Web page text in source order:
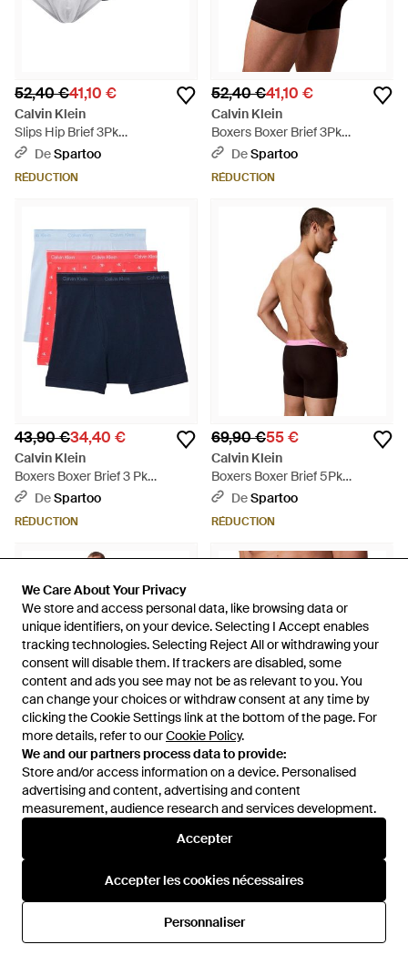
We Care About Your Privacy
We store and access personal data, like browsing data or
unique identifiers, on your device. Selecting I Accept enables
tracking technologies. Selecting Reject All or withdrawing your
consent will disable them. If trackers are disabled, some
content and ads you see may not be as relevant to you. You
can change your choices or withdraw consent at any time by
clicking the Cookie Settings link at the bottom of the page. For
more details, refer to ourCookie Policy.
We and our partners process data to provide:
Store and/or access information on a device. Personalised
advertising and content, advertising and content
measurement, audience research and services development.
Accepter
Accepter les cookies nécessaires
Personnaliser
We Care About Your Privacy
We store and access personal data, like browsing data or
unique identifiers, on your device. Selecting I Accept enables
tracking technologies. Selecting Reject All or withdrawing your
consent will disable them. If trackers are disabled, some
content and ads you see may not be as relevant to you. You
can change your choices or withdraw consent at any time by
clicking the Cookie Settings link at the bottom of the page. For
more details, refer to ourCookie Policy.
We and our partners process data to provide:
Store and/or access information on a device. Personalised
advertising and content, advertising and content
measurement, audience research and services development.
Accepter
Accepter les cookies nécessaires
Personnaliser
52,40 €41,10 €
Calvin Klein
Slips Hip Brief 3Pk
000Nb3607A - Bleu
DeSpartoo
RÉDUCTION
52,40 €41,10 €
Calvin Klein
Boxers Boxer Brief 3Pk
Lv00Nb4124 - Noir
DeSpartoo
RÉDUCTION
43,90 €34,40 €
Calvin Klein
Boxers Boxer Brief 3 Pk
000Nb4003A - Bleu
DeSpartoo
RÉDUCTION
69,90 €55 €
Calvin Klein
Boxers Boxer Brief 5Pk
Lv00Nb4551 - Blanc
DeSpartoo
RÉDUCTION
68,10 €51,50 €
Calvin Klein
Boxers Trunk 5Pk Lv00Nb1897
RÉDUCTION
43,90 €34,40 €
Calvin Klein
Boxers Boxer Brief 3 Pk
000Nb4003A - Marron
De